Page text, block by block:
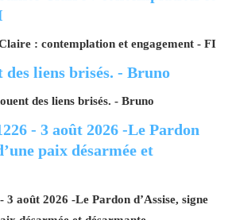
: contemplation et engagement - FI
des liens brisés. - Bruno
3 août 2026 -Le Pardon d’Assise, signe